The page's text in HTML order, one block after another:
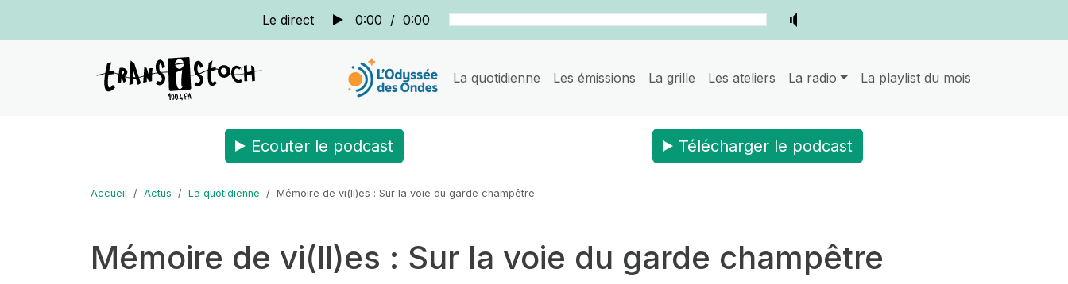
Le direct 0:00 / 0:00
La quotidienne Les émissions La grille Les ateliers La radio La playlist du mois
Ecouter le podcast Télécharger le podcast
Accueil Actus La quotidienne Mémoire de vi(ll)es : Sur la voie du garde champêtre
Mémoire de vi(ll)es : Sur la voie du garde champêtre